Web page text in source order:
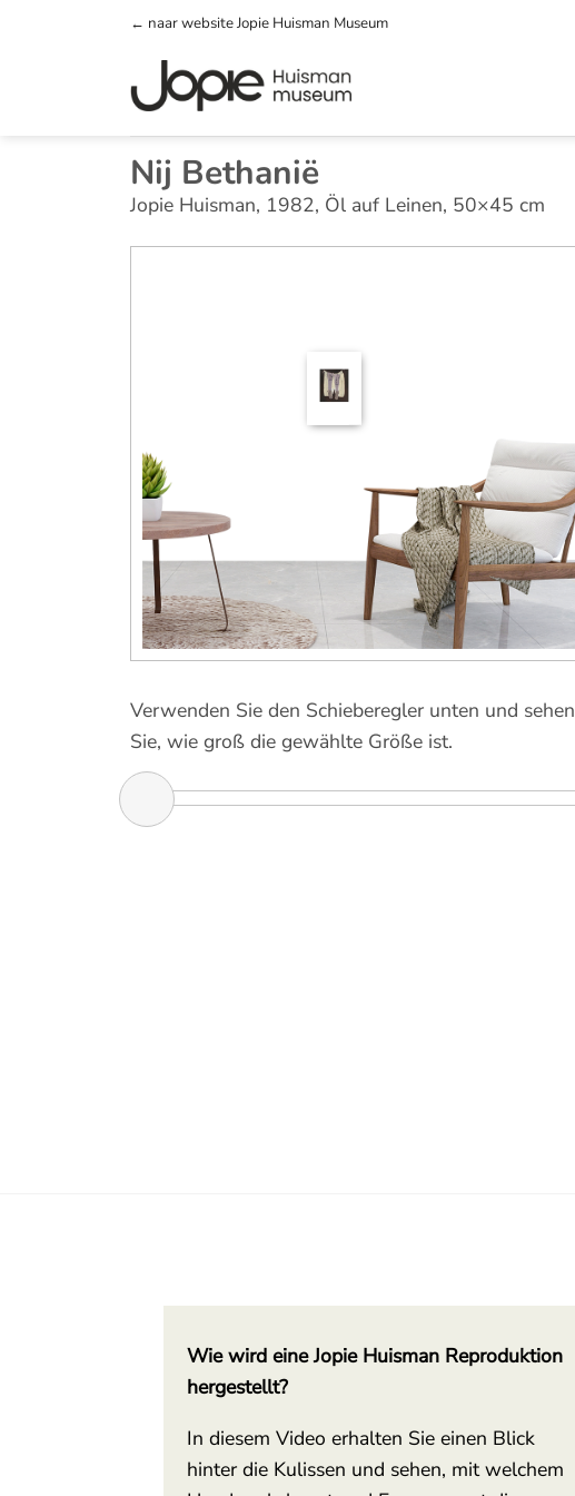
← naar website Jopie Huisman Museum
Nij Bethanië
Jopie Huisman, 1982, Öl auf Leinen, 50×45 cm
Verwenden Sie den Schieberegler unten und sehen
Sie, wie groß die gewählte Größe ist.
Wie wird eine Jopie Huisman Reproduktion
hergestellt?
In diesem Video erhalten Sie einen Blick
hinter die Kulissen und sehen, mit welchem